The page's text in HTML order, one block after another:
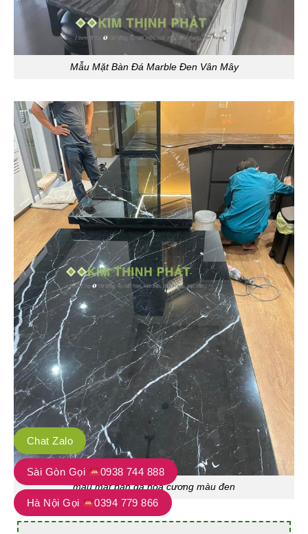
Mẫu Mặt Bàn Đá Marble Đen Vân Mây
mẫu mặt bàn đá hoa cương màu đen
Chat Zalo
Sài Gòn Gọi 0938 744 888
Hà Nội Gọi 0394 779 866